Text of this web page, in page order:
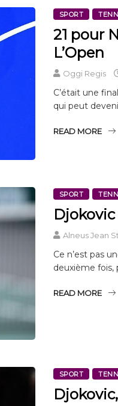
SPORT
21 pour
L’Open
Oggi Regis
C’était une
qui peut
READ MORE
SPORT
Djokovic
Alneus Jean
Ce n’est pas
deuxième fois,
READ MORE
SPORT